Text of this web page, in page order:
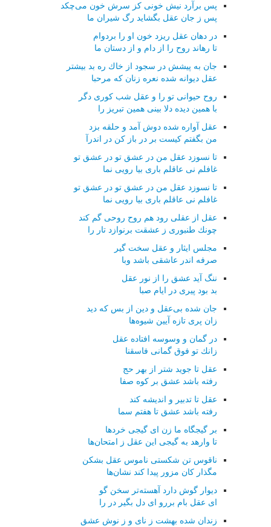
پس برآرد نیش خونی كز سرش خون می‌چكد
پس ز جان عقل بگشاید رگ شیران ما
در دهان عقل ریزد خون او را بردوام
تا رهاند روح را از دام و از دستان ما
جان به پیشش در سجود از خاك ره بد بیشتر
عقل دیوانه شده نعره زنان كه مرحبا
روح حیوانی تو را و عقل شب كوری دگر
با همین دیده دلا بینی همین تبریز را
عقل آواره شده دوش آمد و حلقه بزد
من بگفتم كیست بر در باز كن در اندرآ
تا نسوزد عقل من در عشق تو در عشق تو
غافلم نی عاقلم باری بیا رویی نما
تا نسوزد عقل من در عشق تو در عشق تو
غافلم نی عاقلم باری بیا رویی نما
عقل از عقلی رود هم روح روحی گم كند
چونك طنبوری ز عشقت برنوازد تار را
مجلس ایثار و عقل سخت گیر
صرفه اندر عاشقی باشد وبا
ننگ آید عشق را از نور عقل
بد بود پیری در ایام صبا
جان شده بی‌عقل و دین از بس كه دید
زان پری تازه آیین شیوه‌ها
در گمان و وسوسه افتاده عقل
زانك تو فوق گمانی فاسقنا
عقل تا جوید شتر از بهر حج
رفته باشد عشق بر كوه صفا
عقل تا تدبیر و اندیشه كند
رفته باشد عشق تا هفتم سما
بر گیجگاه ما زن ای گیجی خردها
تا وارهد به گیجی این عقل ز امتحان‌ها
ناقوس تن شكستی ناموس عقل بشكن
مگذار كان مزور پیدا كند نشان‌ها
دیوار گوش دارد آهسته‌تر سخن گو
ای عقل بام بررو ای دل بگیر در را
زندان شده بهشت ز نای و ز نوش عشق